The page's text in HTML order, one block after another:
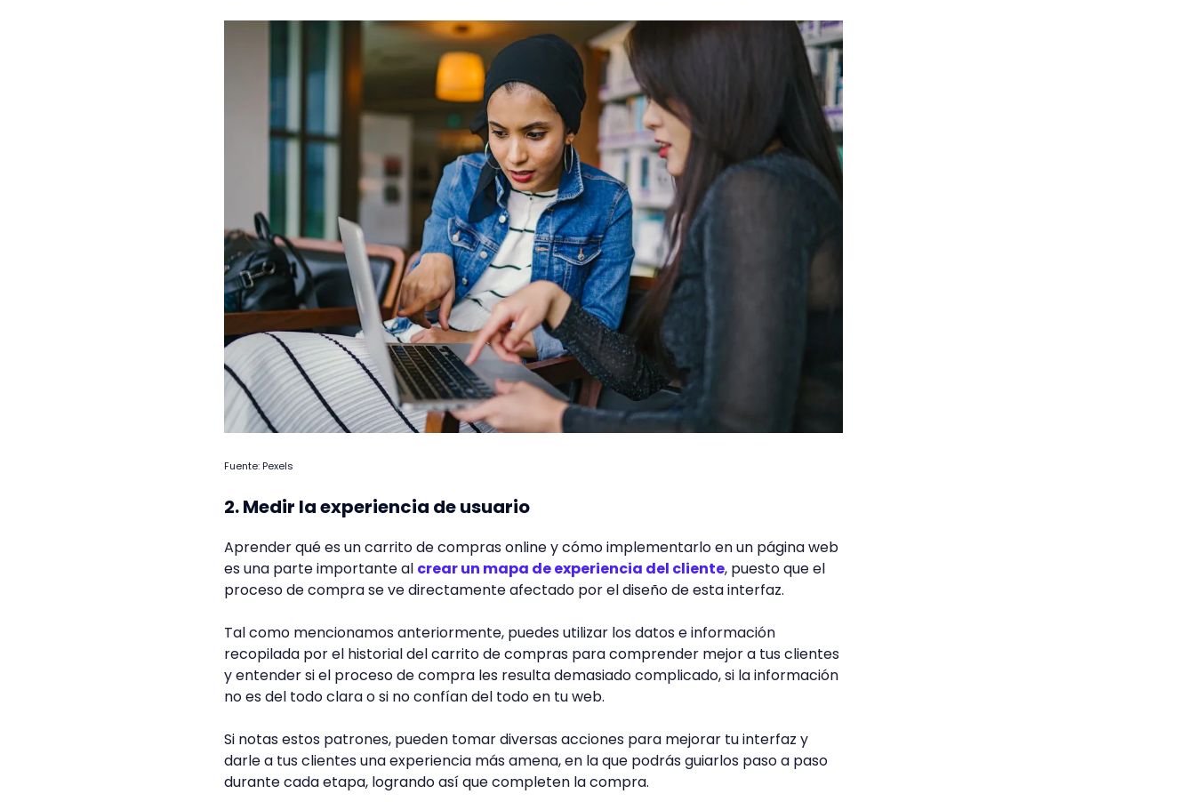
Fuente: Pexels
2. Medir la experiencia de usuario
Aprender qué es un carrito de compras online y cómo implementarlo en un página web
es una parte importante al crear un mapa de experiencia del cliente, puesto que el
proceso de compra se ve directamente afectado por el diseño de esta interfaz.
Tal como mencionamos anteriormente, puedes utilizar los datos e información
recopilada por el historial del carrito de compras para comprender mejor a tus clientes
y entender si el proceso de compra les resulta demasiado complicado, si la información
no es del todo clara o si no confían del todo en tu web.
Si notas estos patrones, pueden tomar diversas acciones para mejorar tu interfaz y
darle a tus clientes una experiencia más amena, en la que podrás guiarlos paso a paso
durante cada etapa, logrando así que completen la compra.